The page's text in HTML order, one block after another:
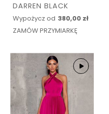
DARREN BLACK
Wypożycz od 380,00 zł
ZAMÓW PRZYMIARKĘ